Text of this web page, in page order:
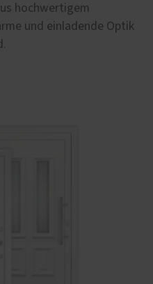
hochwertigem
und einladende Optik